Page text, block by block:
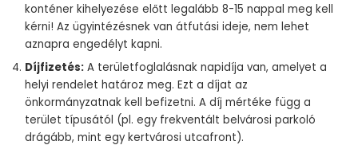
konténer kihelyezése előtt legalább 8-15 nappal meg kell
kérni! Az ügyintézésnek van átfutási ideje, nem lehet
aznapra engedélyt kapni.
Díjfizetés: A területfoglalásnak napidíja van, amelyet a
helyi rendelet határoz meg. Ezt a díjat az
önkormányzatnak kell befizetni. A díj mértéke függ a
terület típusától (pl. egy frekventált belvárosi parkoló
drágább, mint egy kertvárosi utcafront).